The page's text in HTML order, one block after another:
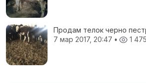
Продам телок черно
7 мар 2017, 20:47 • 1 475